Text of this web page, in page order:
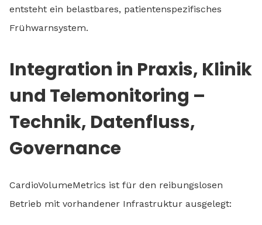
entsteht ein belastbares, patientenspezifisches
Frühwarnsystem.
Integration in Praxis, Klinik
und Telemonitoring –
Technik, Datenfluss,
Governance
CardioVolumeMetrics ist für den reibungslosen
Betrieb mit vorhandener Infrastruktur ausgelegt: